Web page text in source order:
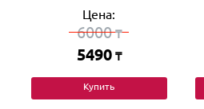
Цена:
6000₸
5490 ₸
Купить